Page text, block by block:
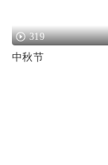
319
中秋节